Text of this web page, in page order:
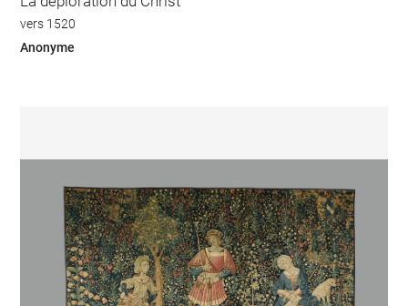
vers 1520
Anonyme